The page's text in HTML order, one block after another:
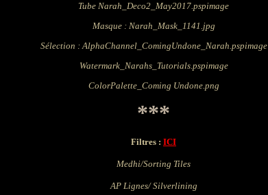
Tube Narah_Deco2_May2017.pspimage
Masque : Narah_Mask_1141.jpg
Sélection : AlphaChannel_ComingUndone_Narah.pspimage
Watermark_Narahs_Tutorials.pspimage
ColorPalette_Coming Undone.png
***
Filtres : ICI
Medhi/Sorting Tiles
AP Lignes/ Silverlining